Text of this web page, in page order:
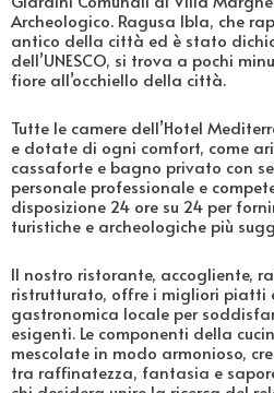
Archeologico. Ragusa Ibla, che
antico della città ed è stato
dell’UNESCO, si trova a pochi
fiore all’occhiello della città.
Tutte le camere dell’Hotel
e dotate di ogni comfort, come
cassaforte e bagno privato con
personale professionale e
disposizione 24 ore su 24 per
turistiche e archeologiche più
Il nostro ristorante, accogliente,
ristrutturato, offre i migliori piatti
gastronomica locale per
esigenti. Le componenti della
mescolate in modo armonioso,
tra raffinatezza, fantasia e